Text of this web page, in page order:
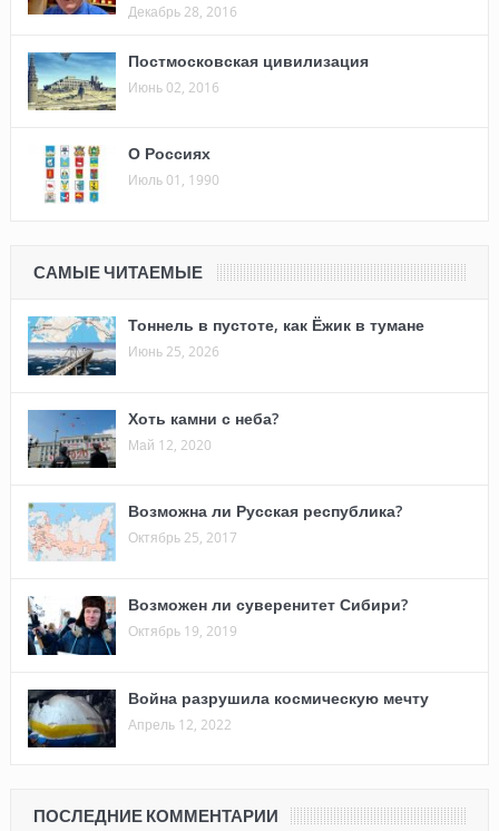
Декабрь 28, 2016
Постмосковская цивилизация
Июнь 02, 2016
О Россиях
Июль 01, 1990
САМЫЕ ЧИТАЕМЫЕ
Тоннель в пустоте, как Ёжик в тумане
Июнь 25, 2026
Хоть камни с неба?
Май 12, 2020
Возможна ли Русская республика?
Октябрь 25, 2017
Возможен ли суверенитет Сибири?
Октябрь 19, 2019
Война разрушила космическую мечту
Апрель 12, 2022
ПОСЛЕДНИЕ КОММЕНТАРИИ